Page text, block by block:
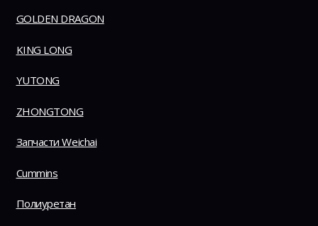
GOLDEN DRAGON
KING LONG
YUTONG
ZHONGTONG
Запчасти Weichai
Cummins
Полиуретан